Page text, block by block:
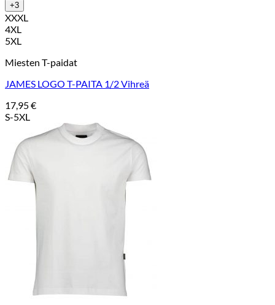
+3
XXXL
4XL
5XL
Miesten T-paidat
JAMES LOGO T-PAITA 1/2 Vihreä
17,95€
S-5XL